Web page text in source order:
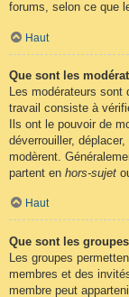
forums, selon ce que
Haut
Que sont les
Les modérateurs sont
travail consiste à
Ils ont le pouvoir de
déverrouiller,
modèrent.
partent en hors-sujet
Haut
Que sont les
Les groupes
membres et des
membre peut